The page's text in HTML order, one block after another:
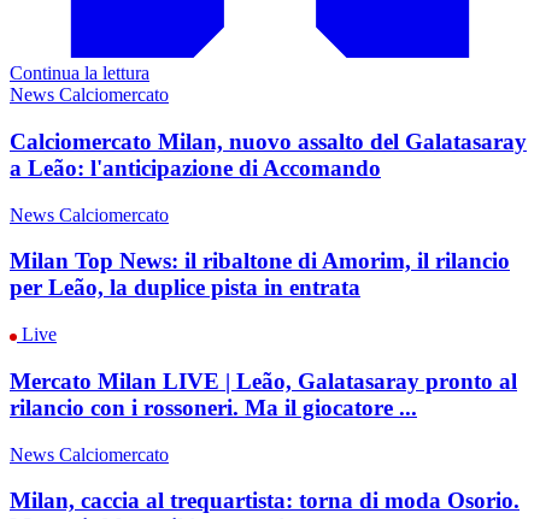
Continua la lettura
News Calciomercato
Calciomercato Milan, nuovo assalto del Galatasaray
a Leão: l'anticipazione di Accomando
News Calciomercato
Milan Top News: il ribaltone di Amorim, il rilancio
per Leão, la duplice pista in entrata
Live
Mercato Milan LIVE | Leão, Galatasaray pronto al
rilancio con i rossoneri. Ma il giocatore ...
News Calciomercato
Milan, caccia al trequartista: torna di moda Osorio.